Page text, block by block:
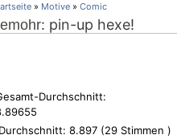
» Motive » Comic
: pin-up hexe!
Durchschnitt:
Durchschnitt: 8.897 (29 Stimmen )